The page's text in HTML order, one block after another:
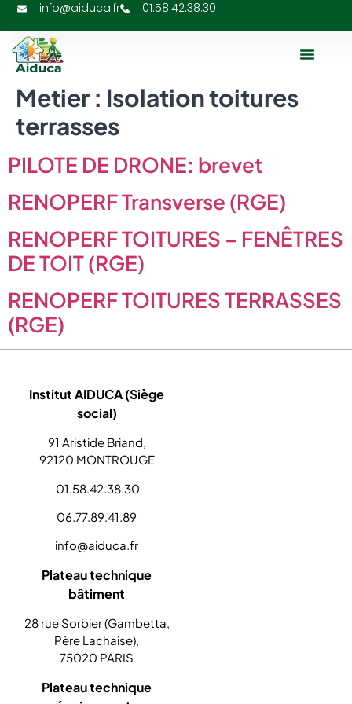
info@aiduca.fr 01.58.42.38.30
Metier : Isolation toitures
terrasses
PILOTE DE DRONE: brevet
RENOPERF Transverse (RGE)
RENOPERF TOITURES – FENÊTRES
DE TOIT (RGE)
RENOPERF TOITURES TERRASSES
(RGE)
Institut AIDUCA (Siège
social)
91 Aristide Briand,
92120 MONTROUGE
01.58.42.38.30
06.77.89.41.89
info@aiduca.fr
Plateau technique
bâtiment
28 rue Sorbier (Gambetta,
Père Lachaise),
75020 PARIS
Plateau technique